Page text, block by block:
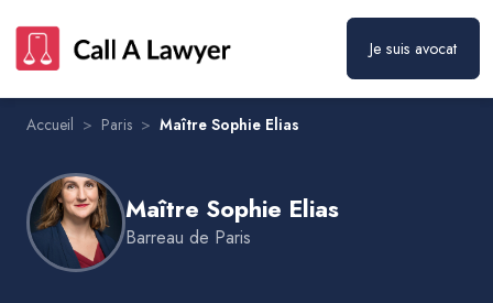
Je suis avocat
Maître Sophie Elias
Accueil > Paris > Maître Sophie Elias
Maître Sophie Elias
Barreau de Paris